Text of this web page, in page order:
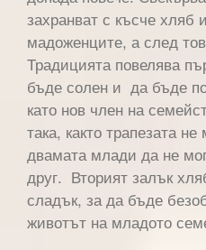
захранват с късче хляб
мадоженците, а след
Традицията повелява
бъде солен и да бъде
като нов член на
така, както трапезата
двамата млади да не
друг. Вторият залък
сладък, за да бъде
животът на младото